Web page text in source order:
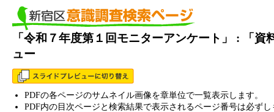
「令和７年度第１回モニターアンケート」 : 「
ュー
PDFの各ページのサムネイル画像を章単位で一覧表示します。
PDF内の目次ページと検索結果で表示されるページ番号は必ず